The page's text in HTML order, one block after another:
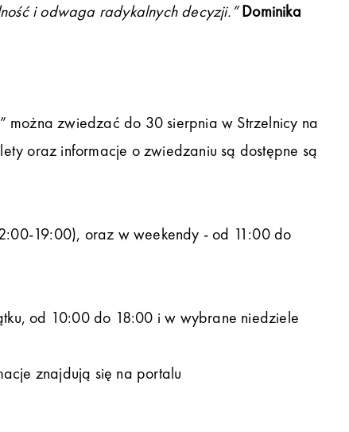
i odwaga radykalnych decyzji.”Dominika
można zwiedzać do 30 sierpnia w Strzelnicy na
oraz informacje o zwiedzaniu są dostępne są
19:00), oraz w weekendy - od 11:00 do
od 10:00 do 18:00 i w wybrane niedziele
znajdują się na portalu